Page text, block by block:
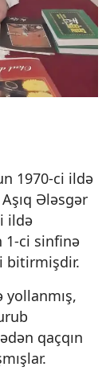
1970-ci ildə
Ələsgər
ildə
1-ci sinfinə
bitirmişdir.
qaçqın